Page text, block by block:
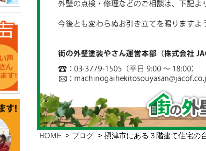
HOME ブログ 摂津市にある３階建て住宅の